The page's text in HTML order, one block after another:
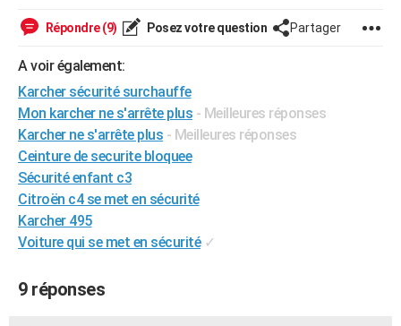
COPAINS D'AVANT
AVIS DE DÉCÈS
FORUM
Répondre (9) Posez votre question Partager
A voir également:
Karcher sécurité surchauffe
Mon karcher ne s'arrête plus - Meilleures réponses
Karcher ne s'arrête plus - Meilleures réponses
Ceinture de securite bloquee
Sécurité enfant c3
Citroën c4 se met en sécurité
Karcher 495
Voiture qui se met en sécurité ✓
9 réponses